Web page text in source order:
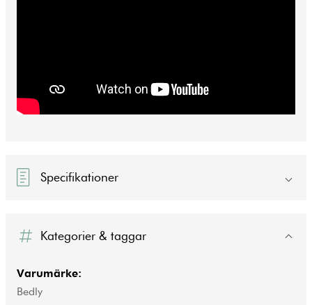
Specifikationer
Kategorier & taggar
Varumärke:
Bedly